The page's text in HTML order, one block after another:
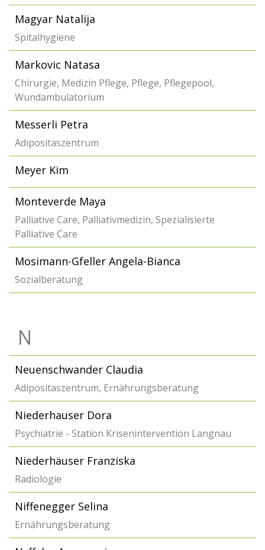
Magyar Natalija
Spitalhygiene
Markovic Natasa
Chirurgie, Medizin Pflege, Pflege, Pflegepool,
Wundambulatorium
Messerli Petra
Adipositaszentrum
Meyer Kim
Monteverde Maya
Palliative Care, Palliativmedizin, Spezialisierte
Palliative Care
Mosimann-Gfeller Angela-Bianca
Sozialberatung
N
Neuenschwander Claudia
Adipositaszentrum, Ernährungsberatung
Niederhauser Dora
Psychiatrie - Station Krisenintervention Langnau
Niederhäuser Franziska
Radiologie
Niffenegger Selina
Ernährungsberatung